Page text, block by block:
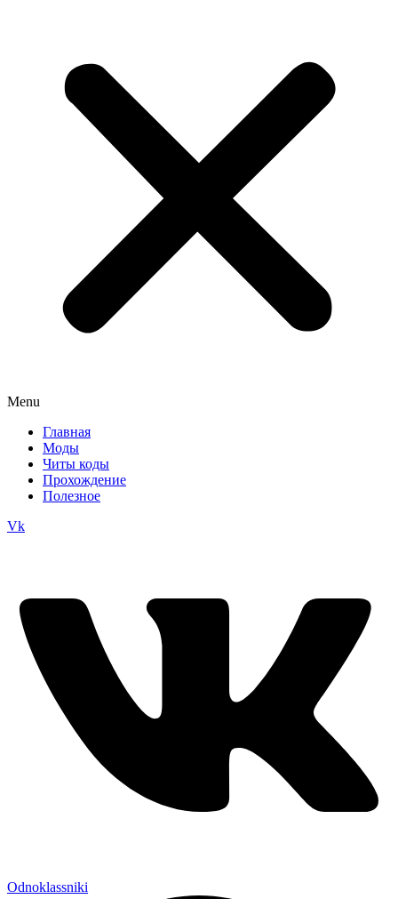
Menu
Главная
Моды
Читы коды
Прохождение
Полезное
Vk
Odnoklassniki